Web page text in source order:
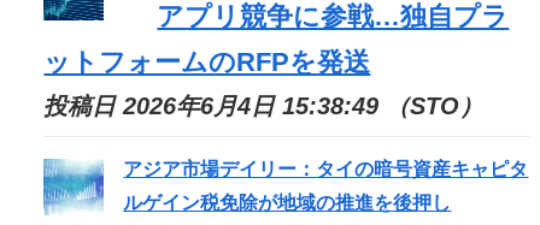
アプリ競争に参戦…独自プラ
ットフォームのRFPを発送
投稿日 2026年6月4日 15:38:49 （STO）
アジア市場デイリー：タイの暗号資産キャピタ
ルゲイン税免除が地域の推進を後押し